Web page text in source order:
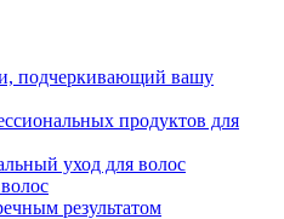
подчеркивающий вашу
продуктов для
уход для волос
результатом